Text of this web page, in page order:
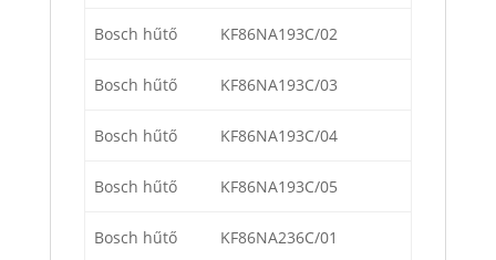
Bosch hűtő KF86NA193C/02
Bosch hűtő KF86NA193C/03
Bosch hűtő KF86NA193C/04
Bosch hűtő KF86NA193C/05
Bosch hűtő KF86NA236C/01